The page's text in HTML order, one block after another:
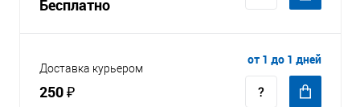
Бесплатно
Доставка курьером
250 ₽
от 1 до 1 дней